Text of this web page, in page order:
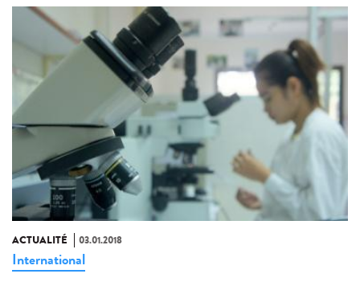
ACTUALITÉ 03.01.2018
International